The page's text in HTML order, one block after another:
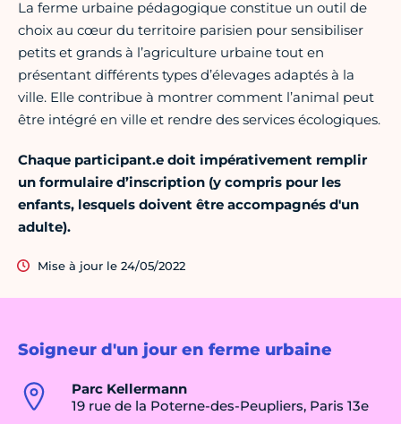
Soigneur d'un jour en ferme urbaine
Parc Kellermann
19 rue de la Poterne-des-Peupliers, Paris 13e
La ferme urbaine pédagogique constitue un outil de
choix au cœur du territoire parisien pour sensibiliser
petits et grands à l’agriculture urbaine tout en
présentant différents types d’élevages adaptés à la
ville. Elle contribue à montrer comment l’animal peut
être intégré en ville et rendre des services écologiques.
Chaque participant.e doit impérativement remplir
un formulaire d’inscription (y compris pour les
enfants, lesquels doivent être accompagnés d'un
adulte).
Mise à jour le 24/05/2022